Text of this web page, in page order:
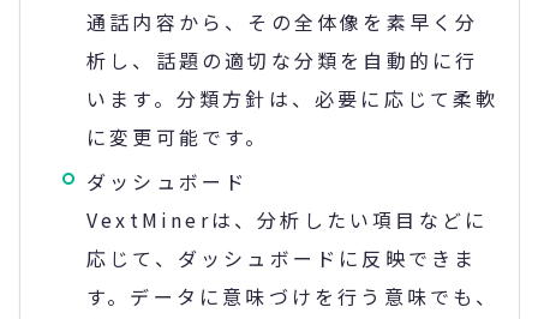
通話内容から、その全体像を素早く分
析し、話題の適切な分類を自動的に行
います。分類方針は、必要に応じて柔軟
に変更可能です。
ダッシュボード
VextMinerは、分析したい項目などに
応じて、ダッシュボードに反映できま
す。データに意味づけを行う意味でも、